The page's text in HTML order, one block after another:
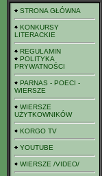
STRONA GŁÓWNA
KONKURSY
LITERACKIE
REGULAMIN
POLITYKA
PRYWATNOŚCI
PARNAS - POECI -
WIERSZE
WIERSZE
UŻYTKOWNIKÓW
KORGO TV
YOUTUBE
WIERSZE /VIDEO/